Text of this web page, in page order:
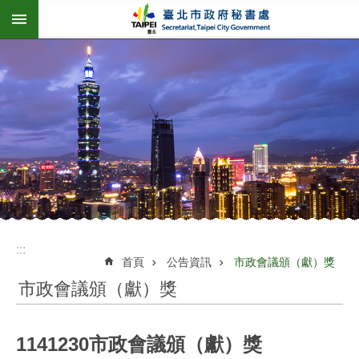
跳到主要內容區塊
:::
首頁 公告資訊 市政會議頒（獻）獎
市政會議頒（獻）獎
1141230市政會議頒（獻）獎